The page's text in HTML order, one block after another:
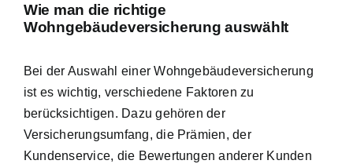
Wie man die richtige
Wohngebäudeversicherung auswählt
Bei der Auswahl einer Wohngebäudeversicherung
ist es wichtig, verschiedene Faktoren zu
berücksichtigen. Dazu gehören der
Versicherungsumfang, die Prämien, der
Kundenservice, die Bewertungen anderer Kunden